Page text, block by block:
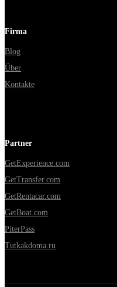
Firma
Blog
Über
Kontakte
Partner
GetExperience.com
GetTransfer.com
GetRentacar.com
GetBoat.com
PiterPass
Tutkakdoma.ru